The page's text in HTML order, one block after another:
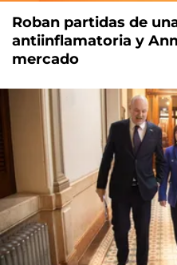
Roban partidas de
antiinflamatoria y
mercado